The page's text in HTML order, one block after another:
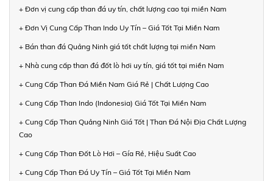
+ Đơn vị cung cấp than đá uy tín, chất lượng cao tại miền Nam
+ Đơn Vị Cung Cấp Than Indo Uy Tín – Giá Tốt Tại Miền Nam
+ Bán than đá Quảng Ninh giá tốt chất lượng tại miền Nam
+ Nhà cung cấp than đá đốt lò hơi uy tín, giá tốt tại miền Nam
+ Cung Cấp Than Đá Miền Nam Giá Rẻ | Chất Lượng Cao
+ Cung Cấp Than Indo (Indonesia) Giá Tốt Tại Miền Nam
+ Cung Cấp Than Quảng Ninh Giá Tốt | Than Đá Nội Địa Chất Lượng
Cao
+ Cung Cấp Than Đốt Lò Hơi – Gía Rẻ, Hiệu Suất Cao
+ Cung Cấp Than Đá Uy Tín – Giá Tốt Tại Miền Nam